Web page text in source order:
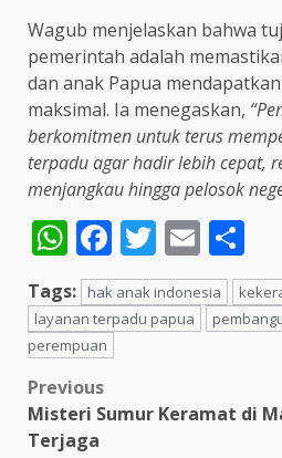
Wagub menjelaskan bahwa
pemerintah adalah
dan anak Papua
maksimal. Ia menegaskan,
berkomitmen untuk terus
terpadu agar hadir lebih cepat,
menjangkau hingga pelosok
WhatsApp
Facebook
Twitter
Email
Tags: hak anak indonesia
layanan terpadu papua
perempuan
Post
navigation
Previous
Misteri Sumur Keramat di
Terjaga